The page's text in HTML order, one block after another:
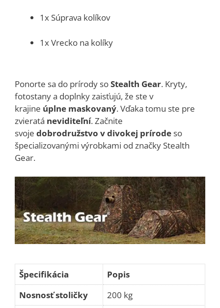
1x Súprava kolíkov
1x Vrecko na kolíky
Ponorte sa do prírody soStealth Gear. Kryty,
fotostany a doplnky zaisťujú, že ste v
krajine úplne maskovaný. Vďaka tomu ste pre
zvieratá neviditeľní. Začnite
svoje dobrodružstvo v divokej prírode so
špecializovanými výrobkami od značky Stealth
Gear.
Špecifikácia
Popis
Nosnosť stoličky
200 kg